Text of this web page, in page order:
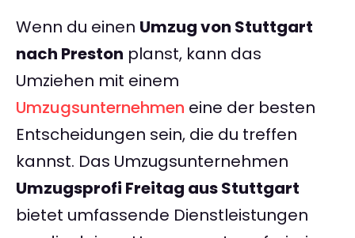
Wenn du einen Umzug von Stuttgart
nach Preston planst, kann das
Umziehen mit einem
Umzugsunternehmen eine der besten
Entscheidungen sein, die du treffen
kannst. Das Umzugsunternehmen
Umzugsprofi Freitag aus Stuttgart
bietet umfassende Dienstleistungen